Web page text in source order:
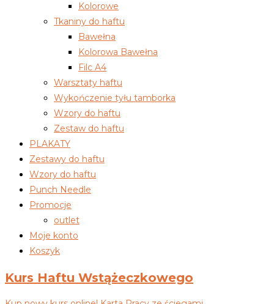
Kolorowe
Tkaniny do haftu
Bawełna
Kolorowa Bawełna
Filc A4
Warsztaty haftu
Wykończenie tyłu tamborka
Wzory do haftu
Zestaw do haftu
PLAKATY
Zestawy do haftu
Wzory do haftu
Punch Needle
Promocje
outlet
Moje konto
Koszyk
Kurs Haftu Wstążeczkowego